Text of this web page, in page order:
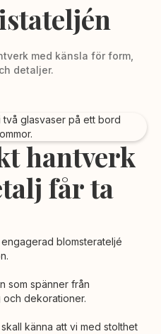
med känsla för form,
detaljer.
hantverk
får ta
blomsterateljé
som spänner från
och dekorationer.
känna att vi med stolthet